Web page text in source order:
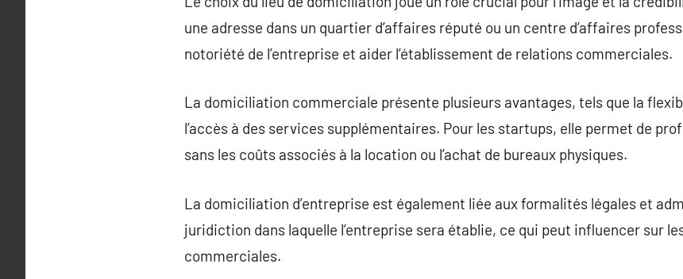
une adresse dans un quartier d’affaires réputé ou un centre d’affaires
notoriété de l’entreprise et aider l’établissement de relations commerciales.
La domiciliation commerciale présente plusieurs avantages, tels que la
l’accès à des services supplémentaires. Pour les startups, elle permet de
sans les coûts associés à la location ou l’achat de bureaux physiques.
La domiciliation d’entreprise est également liée aux formalités légales et
juridiction dans laquelle l’entreprise sera établie, ce qui peut influencer sur
commerciales.